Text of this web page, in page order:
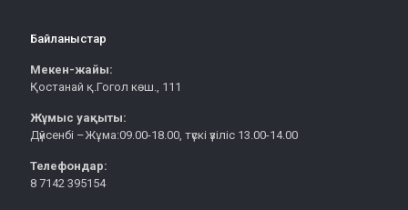
Байланыстар
Мекен-жайы:
Қостанай қ.Гогол көш., 111
Жұмыс уақыты:
Дүйсенбі –Жұма:09.00-18.00, түскі үзіліс 13.00-14.00
Телефондар:
8 7142 395154